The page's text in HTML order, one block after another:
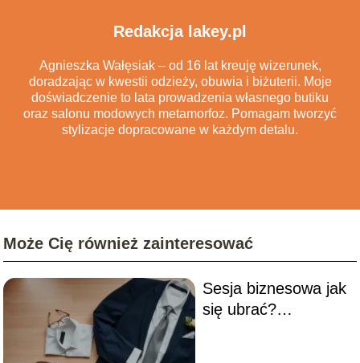
Redakcja lakey.pl
Agnieszka Wałęsiak – od 16 lat kreuję wizerunek,
doradzając w kwestii odzieży, obuwia i biżuterii. Moje
doświadczenie to lata prowadzenia własnego butiku
oraz salonu modowych metamorfoz. Pomagam tworzyć
stylizacje dopracowane w każdym detalu.
Może Cię również zainteresować
Sesja biznesowa jak
się ubrać?